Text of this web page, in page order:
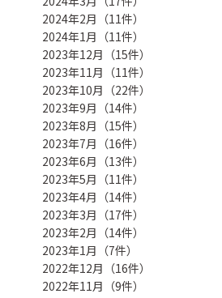
2024年2月（11件）
2024年1月（11件）
2023年12月（15件）
2023年11月（11件）
2023年10月（22件）
2023年9月（14件）
2023年8月（15件）
2023年7月（16件）
2023年6月（13件）
2023年5月（11件）
2023年4月（14件）
2023年3月（17件）
2023年2月（14件）
2023年1月（7件）
2022年12月（16件）
2022年11月（9件）